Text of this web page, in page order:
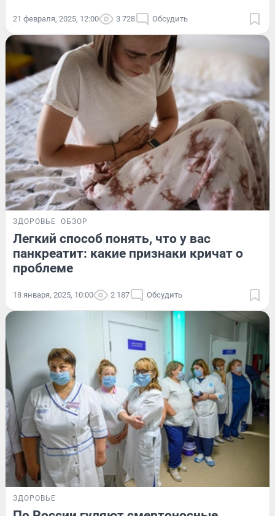
21 февраля, 2025, 12:00 3 728 Обсудить
ЗДОРОВЬЕ ОБЗОР
Легкий способ понять, что у вас
панкреатит: какие признаки кричат о
проблеме
18 января, 2025, 10:00 2 187 Обсудить
ЗДОРОВЬЕ